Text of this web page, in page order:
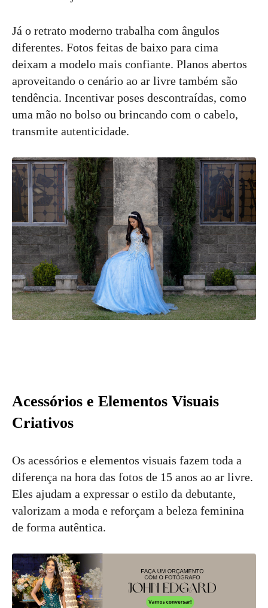
Já o retrato moderno trabalha com ângulos
diferentes. Fotos feitas de baixo para cima
deixam a modelo mais confiante. Planos abertos
aproveitando o cenário ao ar livre também são
tendência. Incentivar poses descontraídas, como
uma mão no bolso ou brincando com o cabelo,
transmite autenticidade.
Acessórios e Elementos Visuais
Criativos
Os acessórios e elementos visuais fazem toda a
diferença na hora das fotos de 15 anos ao ar livre.
Eles ajudam a expressar o estilo da debutante,
valorizam a moda e reforçam a beleza feminina
de forma autêntica.